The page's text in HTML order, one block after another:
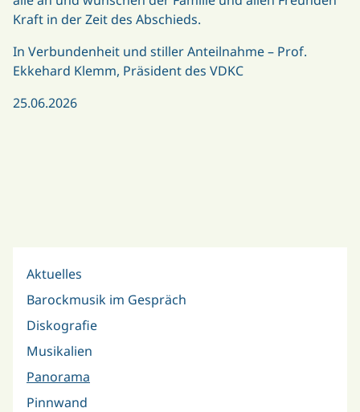
Kraft in der Zeit des Abschieds.
In Verbundenheit und stiller Anteilnahme – Prof.
Ekkehard Klemm, Präsident des VDKC
25.06.2026
Aktuelles
Barockmusik im Gespräch
Diskografie
Musikalien
Panorama
Pinnwand